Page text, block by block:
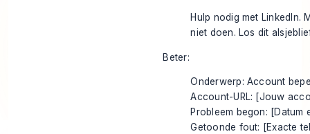
Hulp nodig met LinkedIn.
niet doen. Los dit
Beter:
Onderwerp: Account
Account-URL: [Jouw
Probleem begon: [Datum
Getoonde fout: [Exacte